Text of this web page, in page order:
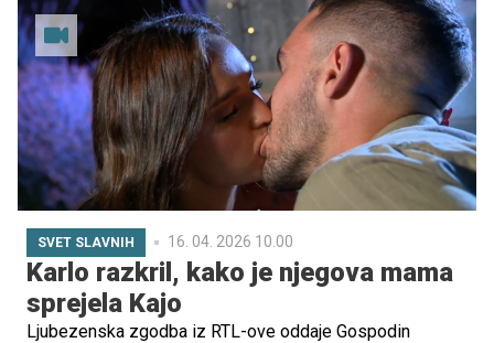
doživljala prehod v podjetništvo in kaj danes pomeni
uspeh, ko številke niso več edino merilo.
SVET SLAVNIH 16. 04. 2026 10.00
Karlo razkril, kako je njegova mama
sprejela Kajo
Ljubezenska zgodba iz RTL-ove oddaje Gospodin